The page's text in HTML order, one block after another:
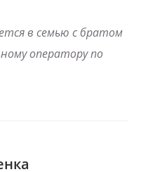
в семью с братом
оператору по